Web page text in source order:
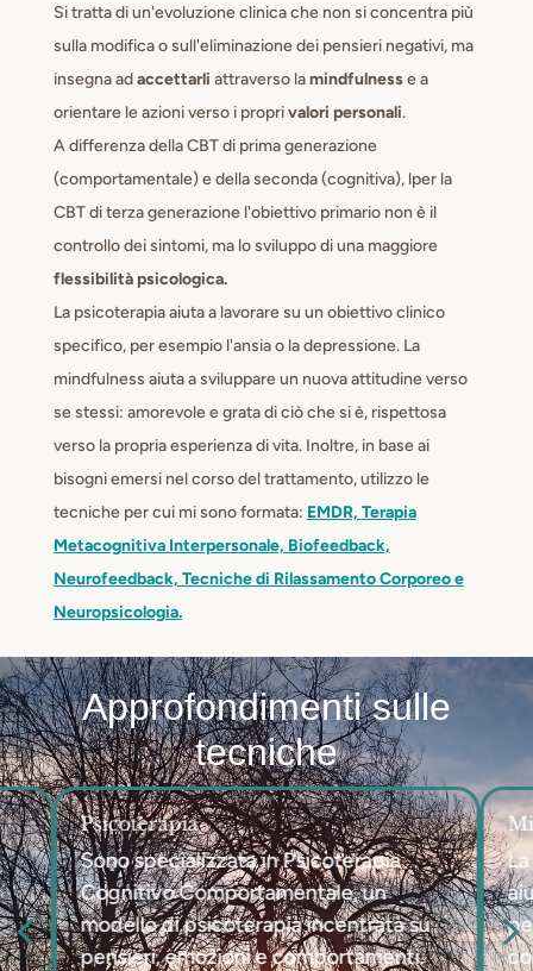
Si tratta di un'evoluzione clinica che non si concentra più
sulla modifica o sull'eliminazione dei pensieri negativi, ma
insegna adaccettarli attraverso lamindfulnesse a
orientare le azioni verso i proprivalori personali.
A differenza della CBT di prima generazione
(comportamentale) e della seconda (cognitiva), lper la
CBT di terza generazione l'obiettivo primario non è il
controllo dei sintomi, ma lo sviluppo di una maggiore
flessibilità psicologica.
La psicoterapia aiuta a lavorare su un obiettivo clinico
specifico, per esempio l'ansia o la depressione. La
mindfulness aiuta a sviluppare un nuova attitudine verso
se stessi: amorevole e grata di ciò che si è, rispettosa
verso la propria esperienza di vita. Inoltre, in base ai
bisogni emersi nel corso del trattamento, utilizzo le
tecniche per cui mi sono formata: EMDR, Terapia
Metacognitiva Interpersonale, Biofeedback,
Neurofeedback, Tecniche di Rilassamento Corporeo e
Neuropsicologia.
Approfondimenti sulle
tecniche
Psicoterapia
Sono specializzata in Psicoterapia
Cognitivo Comportamentale, un
modello di psicoterapia incentrata su
pensieri, emozioni e comportamenti.